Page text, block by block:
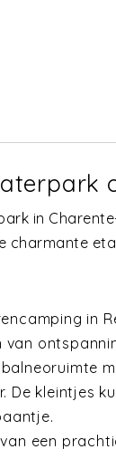
in
charmante
in
De kleintjes
een